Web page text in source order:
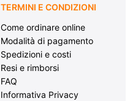
TERMINI E CONDIZIONI
Come ordinare online
Modalità di pagamento
Spedizioni e costi
Resi e rimborsi
FAQ
Informativa Privacy